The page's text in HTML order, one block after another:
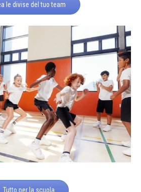
le divise del tuo team
Tutto per la scuola